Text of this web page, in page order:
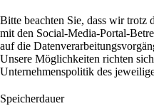
Bitte beachten Sie, dass wir trotz
mit den Social-Media-Portal-
auf die
Unsere Möglichkeiten richten
Unternehmenspolitik des
Speicherdauer